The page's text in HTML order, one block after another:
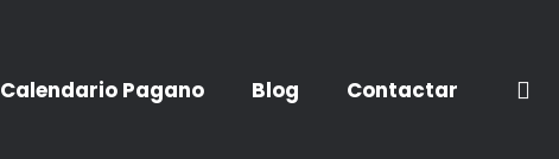
Calendario Pagano Blog Contactar